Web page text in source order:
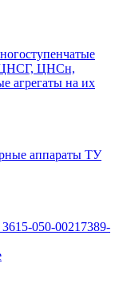
ЦНСГ, ЦНСн,
агрегаты на их
аппараты ТУ
050-00217389-